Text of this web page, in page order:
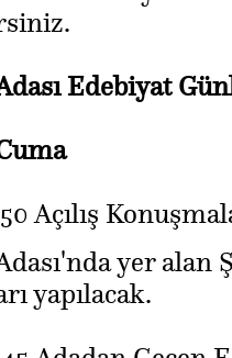
Edebiyat
Açılış
yer alan
yapılacak.